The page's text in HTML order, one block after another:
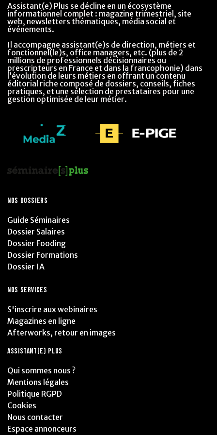
Assistant(e) Plus se décline en un écosystème
informationnel complet : magazine trimestriel, site
web, newsletters thématiques, média social et
événements.
Il accompagne assistant(e)s de direction, métiers et
fonctionnel(le)s, office managers, etc. (plus de 2
millions de professionnels décisionnaires ou
prescripteurs en France et dans la francophonie) dans
l’évolution de leurs métiers en offrant un contenu
éditorial riche composé de dossiers, conseils, fiches
pratiques, et une sélection de prestataires pour une
gestion optimisée de leur métier.
NOS DOSSIERS
Guide Séminaires
Dossier Salaires
Dossier Fooding
Dossier Formations
Dossier IA
NOS SERVICES
S'inscrire aux webinaires
Magazines en ligne
Afterworks, retour en images
ASSISTANT(E) PLUS
Qui sommes nous ?
Mentions légales
Politique RGPD
Cookies
Nous contacter
Espace annonceurs